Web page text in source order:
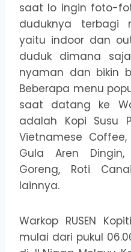
saat lo ingin foto-
duduknya terbagi
yaitu indoor dan
duduk dimana
nyaman dan bikin
Beberapa menu
saat datang ke
adalah Kopi Susu
Vietnamese
Gula Aren
Goreng, Roti
lainnya.
Warkop RUSEN
mulai dari pukul